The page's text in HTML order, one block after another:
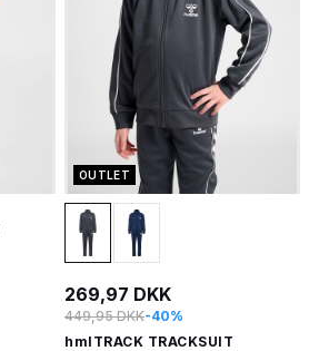
OUTLET
269,97 DKK
449,95 DKK-40%
hmlTRACK TRACKSUIT